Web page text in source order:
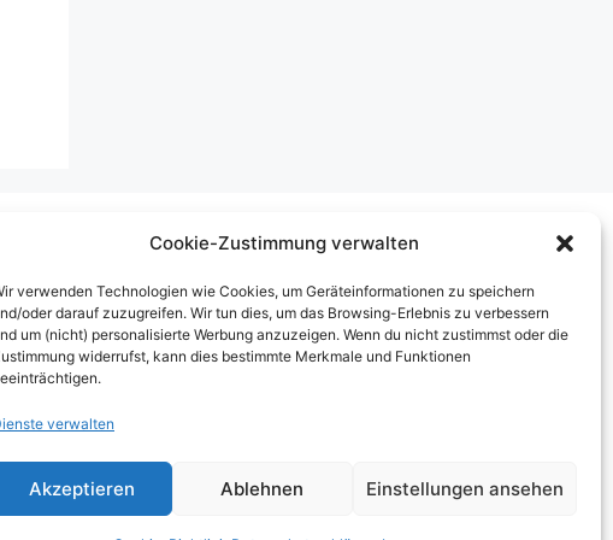
Cookie-Zustimmung verwalten
verwenden Technologien wie Cookies, um Geräteinformationen zu speichern
oder darauf zuzugreifen. Wir tun dies, um das Browsing-Erlebnis zu verbessern
um (nicht) personalisierte Werbung anzuzeigen. Wenn du nicht zustimmst oder die
widerrufst, kann dies bestimmte Merkmale und Funktionen
verwalten
Akzeptieren Ablehnen Einstellungen ansehen
Über uns
Impressum
Werben auf inn-sider